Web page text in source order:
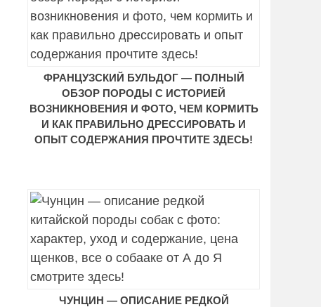
ФРАНЦУЗСКИЙ БУЛЬДОГ — ПОЛНЫЙ
ОБЗОР ПОРОДЫ С ИСТОРИЕЙ
ВОЗНИКНОВЕНИЯ И ФОТО, ЧЕМ КОРМИТЬ
И КАК ПРАВИЛЬНО ДРЕССИРОВАТЬ И
ОПЫТ СОДЕРЖАНИЯ ПРОЧТИТЕ ЗДЕСЬ!
ЧУНЦИН — ОПИСАНИЕ РЕДКОЙ